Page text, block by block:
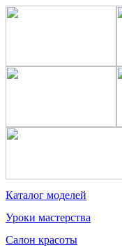
Каталог моделей
Уроки мастерства
Салон красоты